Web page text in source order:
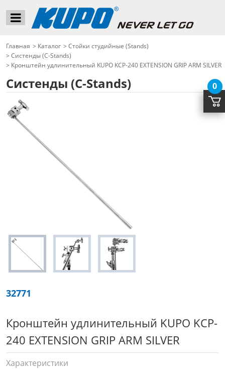
Главная > Каталог > Стойки студийные (Stands)
> Систенды (C-Stands)
> Кронштейн удлинительный KUPO KCP-240 EXTENSION GRIP ARM SILVER
Систенды (C-Stands)
32771
Кронштейн удлинительный KUPO KCP-
240 EXTENSION GRIP ARM SILVER
Характеристики
0